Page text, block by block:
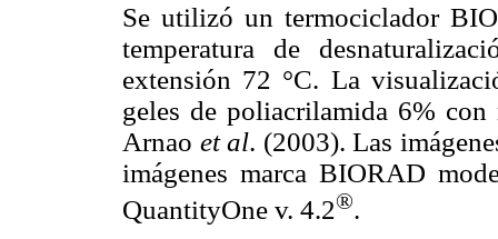
Se utilizó un termociclador
temperatura de
extensión 72 °C. La
geles de poliacrilamida 6%
Arnao et al. (2003). Las
imágenes marca BIORAD
QuantityOne v. 4.2®.